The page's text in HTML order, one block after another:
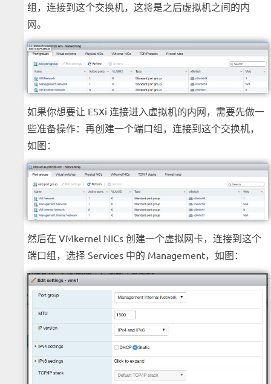
组，连接到这个交换机，这将是之后虚拟机之间的内
网。
如果你想要让 ESXi 连接进入虚拟机的内网，需要先做一
些准备操作：再创建一个端口组，连接到这个交换机，
如图：
然后在 VMkernel NICs 创建一个虚拟网卡，连接到这个
端口组，选择 Services 中的 Management，如图：